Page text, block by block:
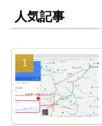
人気記事